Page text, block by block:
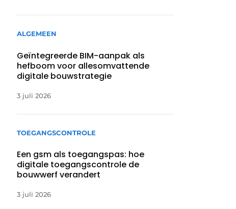
ALGEMEEN
Geïntegreerde BIM-aanpak als
hefboom voor allesomvattende
digitale bouwstrategie
3 juli 2026
TOEGANGSCONTROLE
Een gsm als toegangspas: hoe
digitale toegangscontrole de
bouwwerf verandert
3 juli 2026